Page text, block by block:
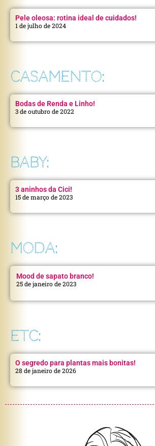
Pele oleosa: rotina ideal de cuidados!
1 de julho de 2024
CASAMENTO:
Bodas de Renda e Linho!
3 de outubro de 2022
BABY:
3 aninhos da Cici!
15 de março de 2023
MODA:
Mood de sapato branco!
25 de janeiro de 2023
ETC:
O segredo para plantas mais bonitas!
28 de janeiro de 2026